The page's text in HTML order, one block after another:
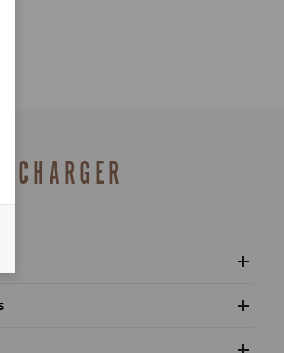
Tech / Ultra Torque / Power Torque / Power
gamme 2026 – Preview